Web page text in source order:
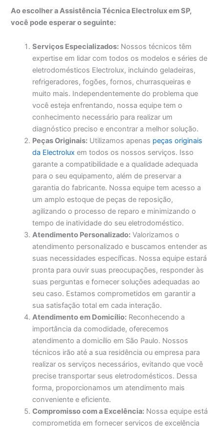
Ao escolher a Assistência Técnica Electrolux em SP,
você pode esperar o seguinte:
Serviços Especializados: Nossos técnicos têm
expertise em lidar com todos os modelos e séries de
eletrodomésticos Electrolux, incluindo geladeiras,
refrigeradores, fogões, fornos, churrasqueiras e
muito mais. Independentemente do problema que
você esteja enfrentando, nossa equipe tem o
conhecimento necessário para realizar um
diagnóstico preciso e encontrar a melhor solução.
Peças Originais: Utilizamos apenas peças originais
da Electrolux em todos os nossos serviços. Isso
garante a compatibilidade e a qualidade adequada
para o seu equipamento, além de preservar a
garantia do fabricante. Nossa equipe tem acesso a
um amplo estoque de peças de reposição,
agilizando o processo de reparo e minimizando o
tempo de inatividade do seu eletrodoméstico.
Atendimento Personalizado: Valorizamos o
atendimento personalizado e buscamos entender as
suas necessidades específicas. Nossa equipe estará
pronta para ouvir suas preocupações, responder às
suas perguntas e fornecer soluções adequadas ao
seu caso. Estamos comprometidos em garantir a
sua satisfação total em cada interação.
Atendimento em Domicílio: Reconhecendo a
importância da comodidade, oferecemos
atendimento a domicílio em São Paulo. Nossos
técnicos irão até a sua residência ou empresa para
realizar os serviços necessários, evitando que você
precise transportar seus eletrodomésticos. Dessa
forma, proporcionamos um atendimento mais
conveniente e eficiente.
Compromisso com a Excelência: Nossa equipe está
comprometida em fornecer serviços de excelência